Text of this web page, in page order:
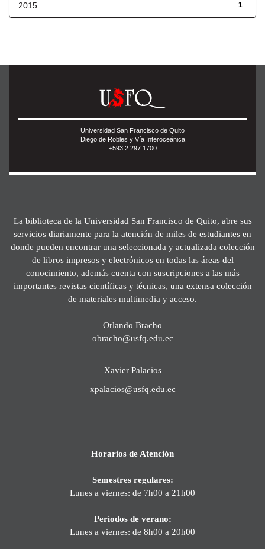
1
2015
Universidad San Francisco de Quito
Diego de Robles y Vía Interoceánica
+593 2 297 1700
La biblioteca de la Universidad San Francisco de Quito, abre sus
servicios diariamente para la atención de miles de estudiantes en
donde pueden encontrar una seleccionada y actualizada colección
de libros impresos y electrónicos en todas las áreas del
conocimiento, además cuenta con suscripciones a las más
importantes revistas científicas y técnicas, una extensa colección
de materiales multimedia y acceso.
Orlando Bracho
obracho@usfq.edu.ec
Xavier Palacios
xpalacios@usfq.edu.ec
Horarios de Atención
Semestres regulares:
Lunes a viernes: de 7h00 a 21h00
Períodos de verano:
Lunes a viernes: de 8h00 a 20h00